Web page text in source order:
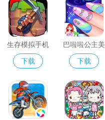
生存模拟手机
版
下载
巴啦啦公主美
甲装扮
下载